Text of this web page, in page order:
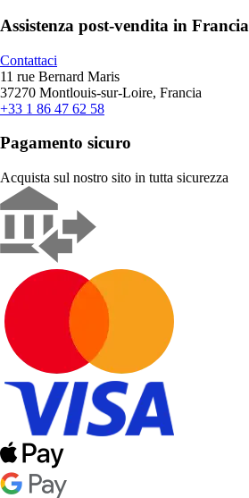
Assistenza post-vendita in Francia
Contattaci
11 rue Bernard Maris
37270 Montlouis-sur-Loire, Francia
+33 1 86 47 62 58
Pagamento sicuro
Acquista sul nostro sito in tutta sicurezza